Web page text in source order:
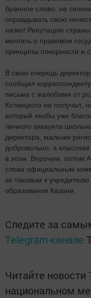
бранное слово, не
оправдывать свою
низко! Репутацию
мечтать о правовом
принципы покорности и
В свою очередь
сообщил
письма с жалобами от
Котвицкого не получал,
который якобы уже
личного аккаунта
директора, мальчик
добровольно, а
в этом. Впрочем, потом
слова официальным
за таковым к
образования Казани.
Следите за
Telegram-канале
Читайте новости
национальном